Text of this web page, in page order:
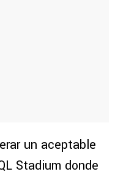
un aceptable
Stadium donde